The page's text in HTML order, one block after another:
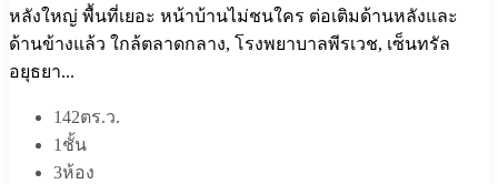
หลังใหญ่ พื้นที่เยอะ หน้าบ้านไม่ชนใคร ต่อเติมด้านหลังและ
ด้านข้างแล้ว ใกล้ตลาดกลาง, โรงพยาบาลพีรเวช, เซ็นทรัล
อยุธยา...
142ตร.ว.
1ชั้น
3ห้อง